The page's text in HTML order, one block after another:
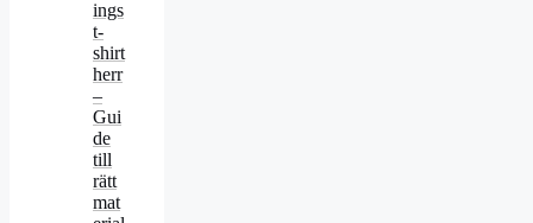
ings
t-
shirt
herr
–
Gui
de
till
rätt
mat